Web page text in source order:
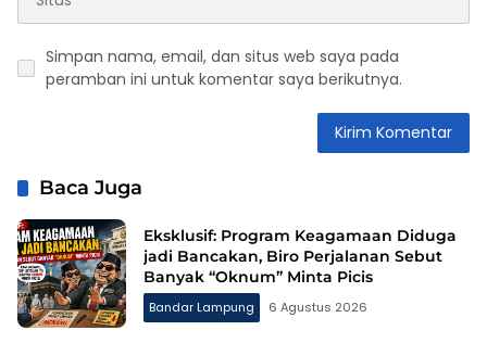
Simpan nama, email, dan situs web saya pada
peramban ini untuk komentar saya berikutnya.
Baca Juga
Eksklusif: Program Keagamaan Diduga
jadi Bancakan, Biro Perjalanan Sebut
Banyak “Oknum” Minta Picis
Bandar Lampung 6 Agustus 2026